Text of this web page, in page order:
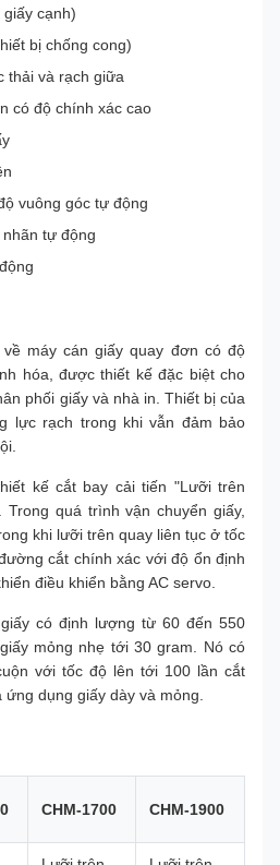
giấy cạnh)
bị chống cong)
thải và rạch giữa
có độ chính xác cao
vuông góc tự động
tự động
về máy cán giấy quay đơn có độ
hóa, được thiết kế đặc biệt cho
phối giấy và nhà in. Thiết bị của
lực rạch trong khi vẫn đảm bảo
kế cắt bay cải tiến "Lưỡi trên
quá trình vận chuyển giấy,
khi lưỡi trên quay liên tục ở tốc
cắt chính xác với độ ổn định
điều khiển bằng AC servo.
có định lượng từ 60 đến 550
mỏng nhẹ tới 30 gram. Nó có
với tốc độ lên tới 100 lần cắt
dụng giấy dày và mỏng.
CHM-1700 CHM-1900